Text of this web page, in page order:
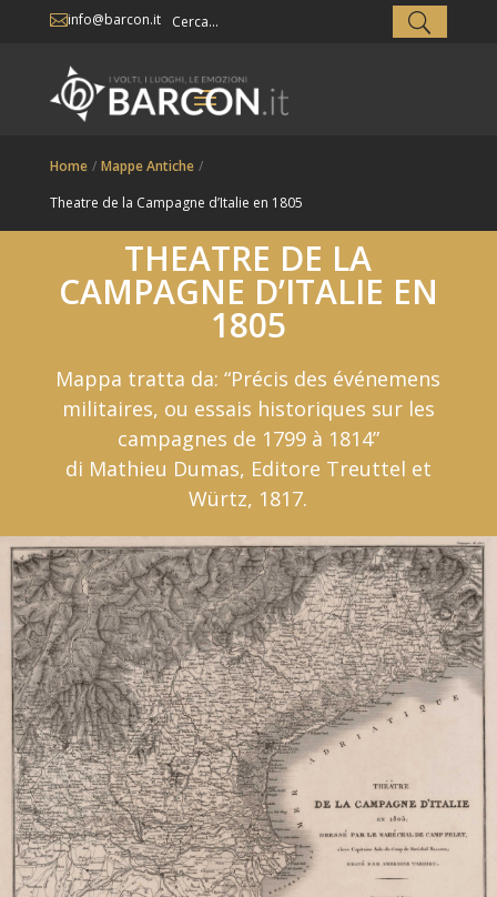
info@barcon.it
Home / Mappe Antiche /
Theatre de la Campagne d’Italie en 1805
THEATRE DE LA
CAMPAGNE D’ITALIE EN
1805
Mappa tratta da: “Précis des événemens
militaires, ou essais historiques sur les
campagnes de 1799 à 1814”
di Mathieu Dumas, Editore Treuttel et
Würtz, 1817.